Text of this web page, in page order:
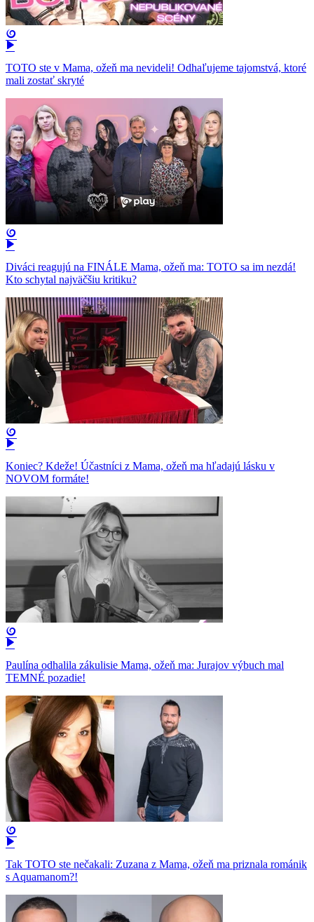
TOTO ste v Mama, ožeň ma nevideli! Odhaľujeme tajomstvá, ktoré
mali zostať skryté
Diváci reagujú na FINÁLE Mama, ožeň ma: TOTO sa im nezdá!
Kto schytal najväčšiu kritiku?
Koniec? Kdeže! Účastníci z Mama, ožeň ma hľadajú lásku v
NOVOM formáte!
Paulína odhalila zákulisie Mama, ožeň ma: Jurajov výbuch mal
TEMNÉ pozadie!
Tak TOTO ste nečakali: Zuzana z Mama, ožeň ma priznala románik
s Aquamanom?!